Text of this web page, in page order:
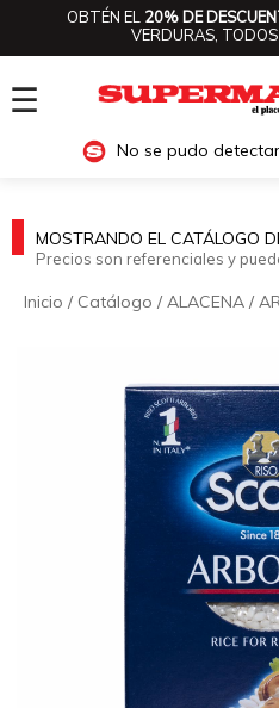
OBTÉN EL 20% DE
VERDURAS,
☰
No se pudo
MOSTRANDO EL CATÁLOGO
Precios son referenciales y
Inicio / Catálogo /ALACENA /